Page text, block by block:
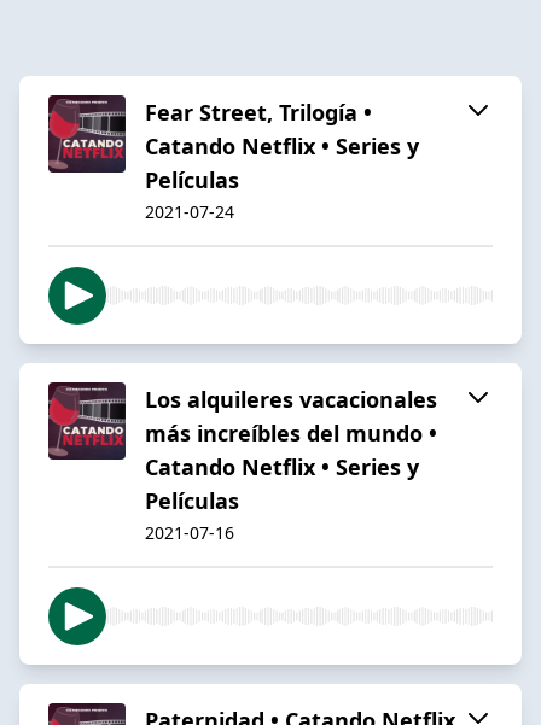
Fear Street, Trilogía •
Catando Netflix • Series y
Películas
2021-07-24
Los alquileres vacacionales
más increíbles del mundo •
Catando Netflix • Series y
Películas
2021-07-16